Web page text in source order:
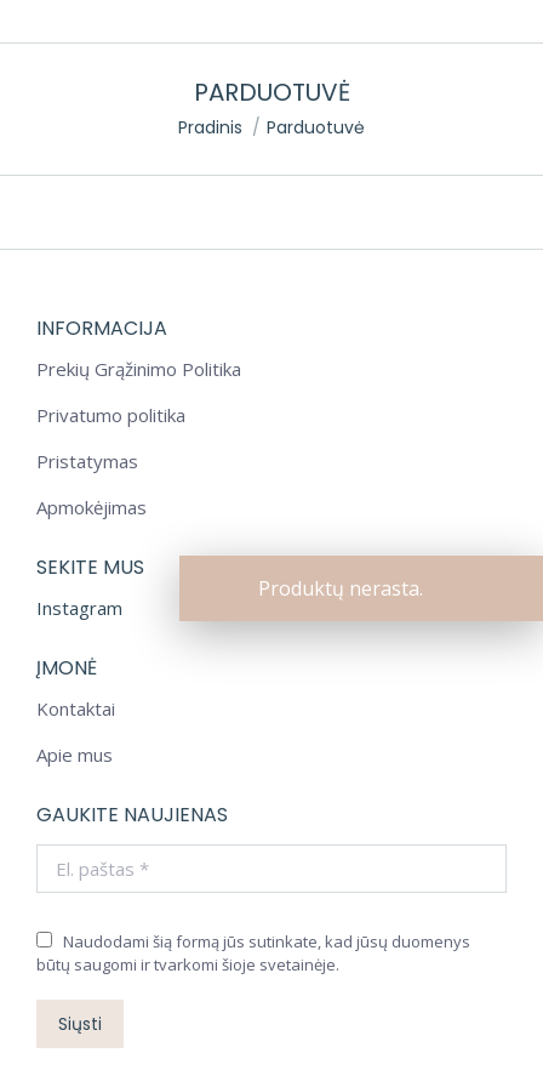
PARDUOTUVĖ
You are here:
Pradinis Parduotuvė
Produktų nerasta.
INFORMACIJA
Prekių Grąžinimo Politika
Privatumo politika
Pristatymas
Apmokėjimas
SEKITE MUS
Instagram
ĮMONĖ
Kontaktai
Apie mus
GAUKITE NAUJIENAS
El. paštas *
Naudodami šią formą jūs sutinkate, kad jūsų duomenys
būtų saugomi ir tvarkomi šioje svetainėje.
Siųsti